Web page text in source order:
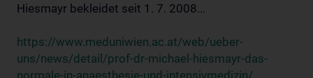
Hiesmayr bekleidet seit 1. 7. 2008...
https://www.meduniwien.ac.at/web/ueber-
uns/news/detail/prof-dr-michael-hiesmayr-das-
normale-in-anaesthesie-und-intensivmedizin/